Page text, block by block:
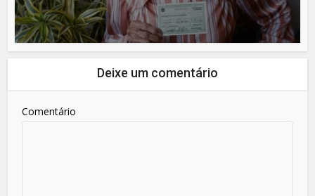
Deixe um comentário
Comentário